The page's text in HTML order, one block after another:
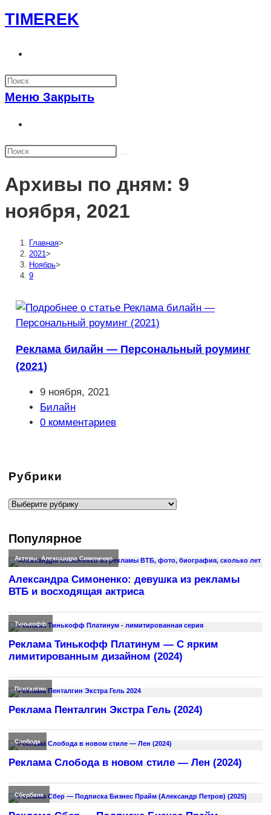
Перейти
к
TIMEREK
по
веб-
Меню Закрыть
по
сайту
Архивы по дням: 9
ноября, 2021
Главная>
2021 >
Ноябрь>
9
Реклама билайн — Персональный роуминг
(2021)
Запись
опубликована:
9 ноября, 2021
Рубрика
записи:
Билайн
Комментарии
0 комментариев
Рубрики
Рубрики
Популярное
Актеры,Александра Симоненко
Александра Симоненко: девушка из рекламы
ВТБ и восходящая актриса
Тинькофф
Реклама Тинькофф Платинум — С ярким
лимитированным дизайном (2024)
Пенталгин
Реклама Пенталгин Экстра Гель (2024)
Слобода
Реклама Слобода в новом стиле — Лен (2024)
Сбербанк